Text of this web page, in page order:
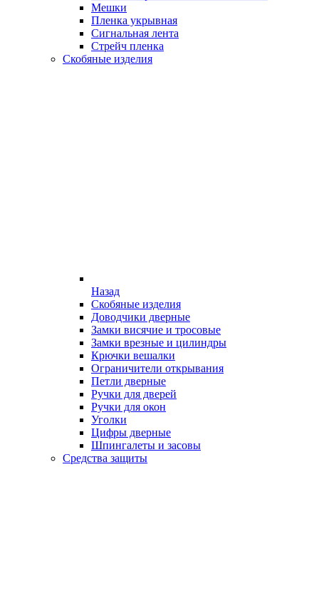
Мешки
Пленка укрывная
Сигнальная лента
Стрейч пленка
Скобяные изделия
Назад
Скобяные изделия
Доводчики дверные
Замки висячие и тросовые
Замки врезные и цилиндры
Крючки вешалки
Ограничители открывания
Петли дверные
Ручки для дверей
Ручки для окон
Уголки
Цифры дверные
Шпингалеты и засовы
Средства защиты